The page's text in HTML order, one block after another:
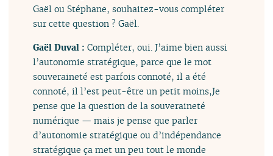
Gaël ou Stéphane, souhaitez-vous compléter
sur cette question ? Gaël.
Gaël Duval :Compléter, oui. J’aime bien aussi
l’autonomie stratégique, parce que le mot
souveraineté est parfois connoté, il a été
connoté, il l’est peut-être un petit moins,Je
pense que la question de la souveraineté
numérique — mais je pense que parler
d’autonomie stratégique ou d’indépendance
stratégique ça met un peu tout le monde